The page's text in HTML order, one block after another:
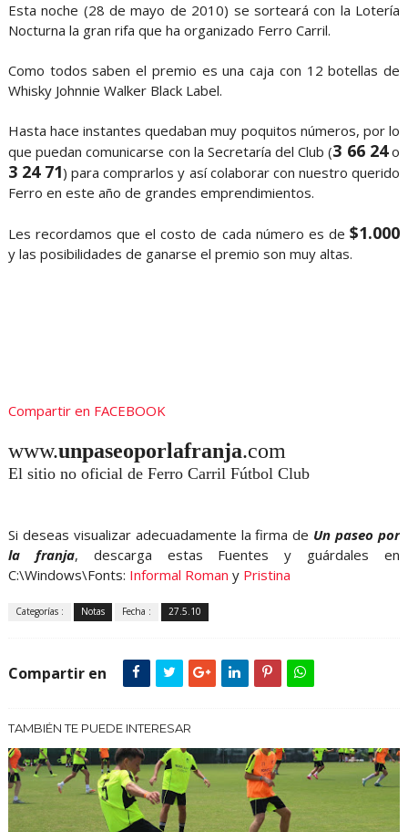
Esta noche (28 de mayo de 2010) se sorteará con la Lotería
Nocturna la gran rifa que ha organizado Ferro Carril.
Como todos saben el premio es una caja con 12 botellas de
Whisky Johnnie Walker Black Label.
Hasta hace instantes quedaban muy poquitos números, por lo
que puedan comunicarse con la Secretaría del Club (3 66 24o
3 24 71) para comprarlos y así colaborar con nuestro querido
Ferro en este año de grandes emprendimientos.
Les recordamos que el costo de cada número es de$1.000
y las posibilidades de ganarse el premio son muy altas.
Compartir en FACEBOOK
www.unpaseoporlafranja.com
El sitio no oficial de Ferro Carril Fútbol Club
Si deseas visualizar adecuadamente la firma de Un paseo por
la franja, descarga estas Fuentes y guárdales en
C:\Windows\Fonts: Informal Roman y Pristina
Categorías : Notas Fecha : 27.5.10
Compartir en
TAMBIÉN TE PUEDE INTERESAR